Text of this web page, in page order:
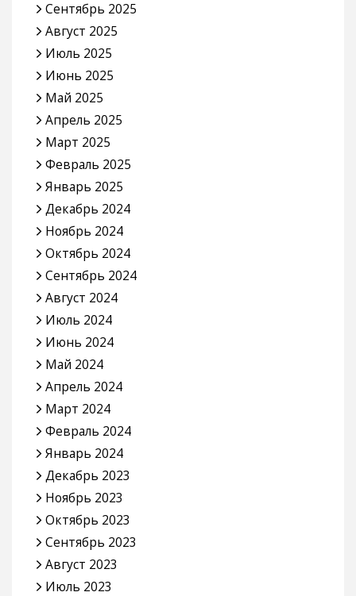
Сентябрь 2025
Август 2025
Июль 2025
Июнь 2025
Май 2025
Апрель 2025
Март 2025
Февраль 2025
Январь 2025
Декабрь 2024
Ноябрь 2024
Октябрь 2024
Сентябрь 2024
Август 2024
Июль 2024
Июнь 2024
Май 2024
Апрель 2024
Март 2024
Февраль 2024
Январь 2024
Декабрь 2023
Ноябрь 2023
Октябрь 2023
Сентябрь 2023
Август 2023
Июль 2023